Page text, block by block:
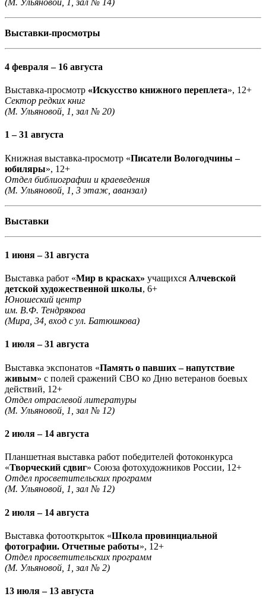
Выставки-просмотры
4 февраля – 16 августа
Выставка-просмотр «Искусство книжного переплета», 12+
Сектор редких книг
(М. Ульяновой, 1, зал № 20)
1 – 31 августа
Книжная выставка-просмотр «Писатели Вологодчины –
юбиляры», 12+
Отдел библиографии и краеведения
(М. Ульяновой, 1, 3 этаж, аванзал)
Выставки
1 июня – 31 августа
Выставка работ «Мир в красках» учащихся Алчевской
детской художественной школы, 6+
Юношеский центр
им. В.Ф. Тендрякова
(Мира, 34, вход с ул. Батюшкова)
1 июля – 31 августа
Выставка экспонатов «Память о павших – напутствие
живым» с полей сражений СВО ко Дню ветеранов боевых
действий, 12+
Отдел отраслевой литературы
(М. Ульяновой, 1, зал № 12)
2 июля – 14 августа
Планшетная выставка работ победителей фотоконкурса
«Творческий сдвиг» Союза фотохудожников России, 12+
Отдел просветительских программ
(М. Ульяновой, 1, зал № 12)
2 июля – 14 августа
Выставка фотооткрыток «Школа провинциальной
фотографии. Отчетные работы», 12+
Отдел просветительских программ
(М. Ульяновой, 1, зал № 2)
13 июля – 13 августа